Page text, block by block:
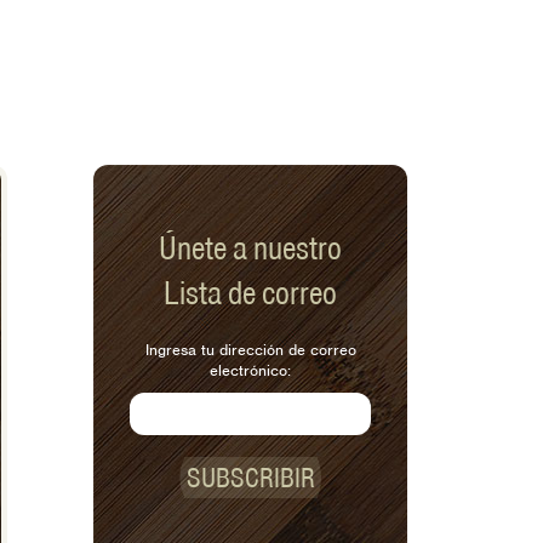
Únete a nuestro
Lista de correo
Ingresa tu dirección de correo
electrónico:
SUBSCRIBIR